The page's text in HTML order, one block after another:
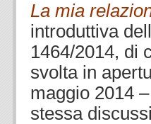
La mia
introduttiva
1464/2014, di
svolta in
maggio 2014
stessa